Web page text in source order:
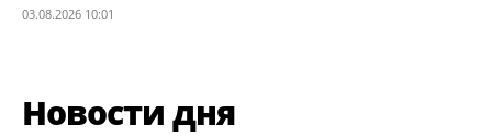
03.08.2026 10:01
Новости дня